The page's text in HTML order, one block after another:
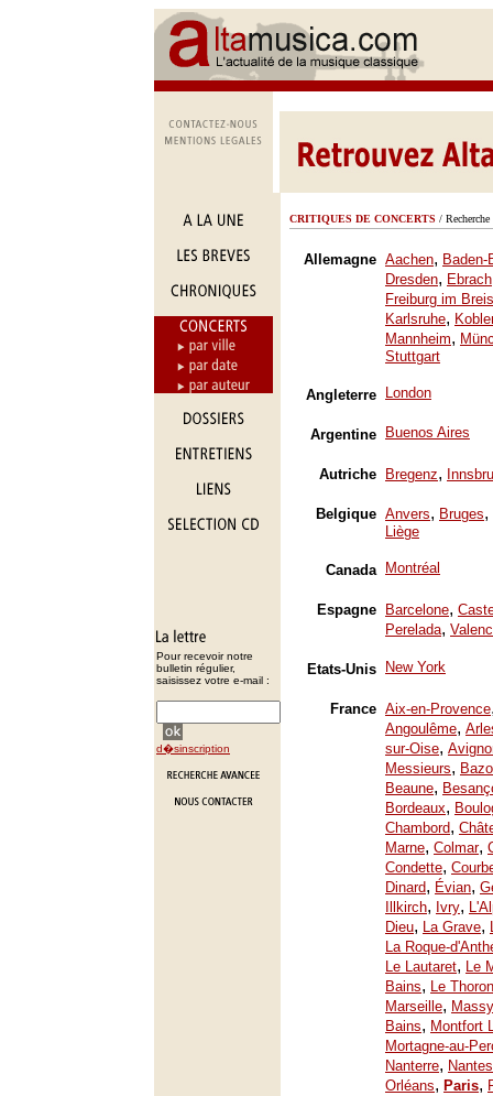
Pour recevoir notre
bulletin régulier,
saisissez votre e-mail :
d�sinscription
CRITIQUES DE CONCERTS /
Allemagne Aachen, Baden-
Dresden, Ebrach
Freiburg im
Karlsruhe,
Mannheim,
Stuttgart
Angleterre London
Argentine Buenos Aires
Autriche Bregenz,
Belgique Anvers, Bruges,
Liège
Canada Montréal
Espagne Barcelone,
Perelada,
Etats-Unis New York
France Aix-en-Provence
Angoulême,
sur-Oise,
Messieurs,
Beaune,
Bordeaux,
Chambord,
Marne, Colmar,
Condette,
Dinard, Évian,
Illkirch, Ivry,
Dieu, La Grave,
La Roque-
Le Lautaret, Le
Bains, Le
Marseille, Massy
Bains, Montfort
Mortagne-au-
Nanterre, Nantes
Orléans, Paris,